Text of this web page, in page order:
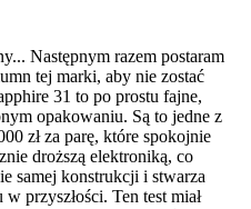
Następnym razem postaram
tej marki, aby nie zostać
31 to po prostu fajne,
opakowaniu. Są to jedne z
zł za parę, które spokojnie
droższą elektroniką, co
samej konstrukcji i stwarza
przyszłości. Ten test miał